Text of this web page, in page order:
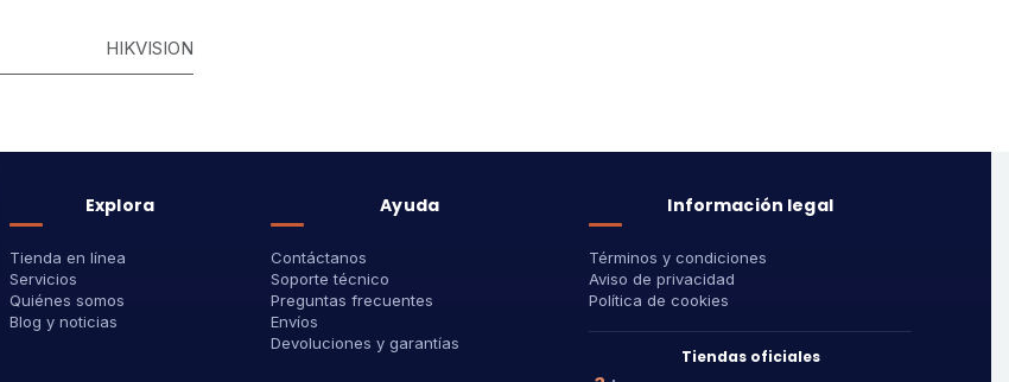
HIKVISION
Explora
Tienda en línea
Servicios
Quiénes somos
Blog y noticias
Ayuda
Contáctanos
Soporte técnico
Preguntas frecuentes
Envíos
Devoluciones y garantías
Información legal
Términos y condiciones
Aviso de privacidad
Política de cookies
Tiendas oficiales